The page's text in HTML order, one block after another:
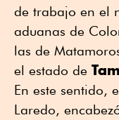
de trabajo en el
aduanas de
las de
el estado de
En este sentido,
Laredo,